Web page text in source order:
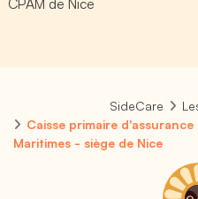
CPAM de Nice
SideCare
Caisse primaire
Maritimes - siège de Nice